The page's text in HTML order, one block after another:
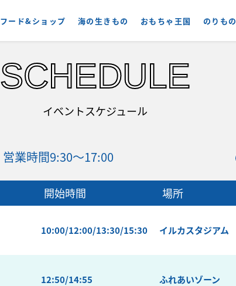
フード&ショップ 海の生きもの おもちゃ王国 のりもの
SCHEDULE
イベントスケジュール
営業時間9:30～17:00
開始時間 場所
10:00/12:00/13:30/15:30 イルカスタジアム
12:50/14:55 ふれあいゾーン